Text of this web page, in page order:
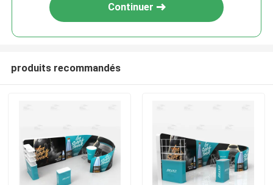
Continuer
produits recommandés